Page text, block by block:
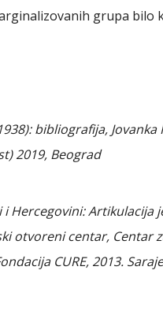
grupa bilo
bibliografija,
2019, Beograd
i Hercegovini:
otvoreni centar, Centar
CURE, 2013.